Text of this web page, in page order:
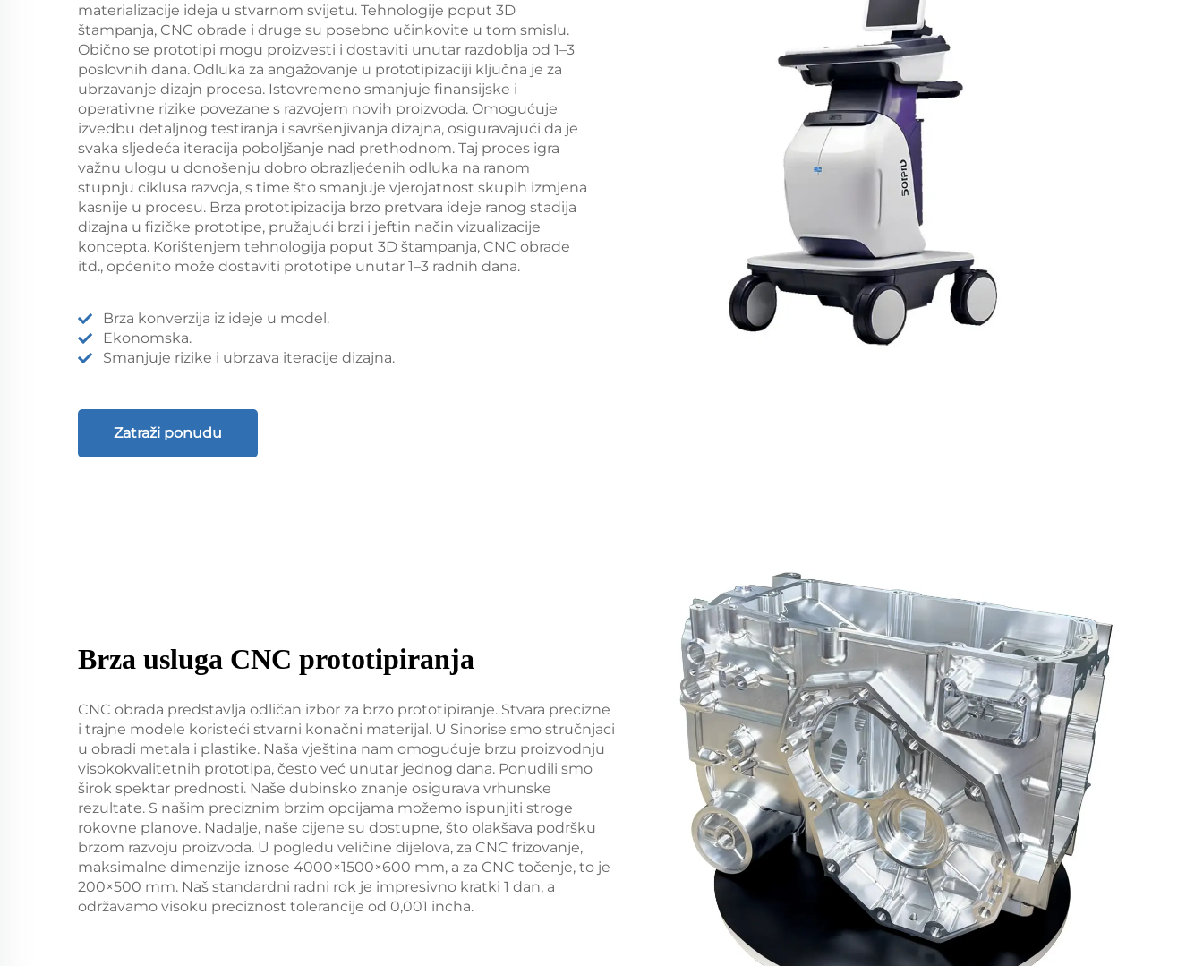
materializacije ideja u stvarnom svijetu. Tehnologije poput 3D
štampanja, CNC obrade i druge su posebno učinkovite u tom smislu.
Obično se prototipi mogu proizvesti i dostaviti unutar razdoblja od 1–3
poslovnih dana. Odluka za angažovanje u prototipizaciji ključna je za
ubrzavanje dizajn procesa. Istovremeno smanjuje finansijske i
operativne rizike povezane s razvojem novih proizvoda. Omogućuje
izvedbu detaljnog testiranja i savršenjivanja dizajna, osiguravajući da je
svaka sljedeća iteracija poboljšanje nad prethodnom. Taj proces igra
važnu ulogu u donošenju dobro obrazljećenih odluka na ranom
stupnju ciklusa razvoja, s time što smanjuje vjerojatnost skupih izmjena
kasnije u procesu. Brza prototipizacija brzo pretvara ideje ranog stadija
dizajna u fizičke prototipe, pružajući brzi i jeftin način vizualizacije
koncepta. Korištenjem tehnologija poput 3D štampanja, CNC obrade
itd., općenito može dostaviti prototipe unutar 1–3 radnih dana.
Brza konverzija iz ideje u model.
Ekonomska.
Smanjuje rizike i ubrzava iteracije dizajna.
Zatraži ponudu
Brza usluga CNC prototipiranja
CNC obrada predstavlja odličan izbor za brzo prototipiranje. Stvara precizne
i trajne modele koristeći stvarni konačni materijal. U Sinorise smo stručnjaci
u obradi metala i plastike. Naša vještina nam omogućuje brzu proizvodnju
visokokvalitetnih prototipa, često već unutar jednog dana. Ponudili smo
širok spektar prednosti. Naše dubinsko znanje osigurava vrhunske
rezultate. S našim preciznim brzim opcijama možemo ispunjiti stroge
rokovne planove. Nadalje, naše cijene su dostupne, što olakšava podršku
brzom razvoju proizvoda. U pogledu veličine dijelova, za CNC frizovanje,
maksimalne dimenzije iznose 4000×1500×600 mm, a za CNC točenje, to je
200×500 mm. Naš standardni radni rok je impresivno kratki 1 dan, a
održavamo visoku preciznost tolerancije od 0,001 incha.